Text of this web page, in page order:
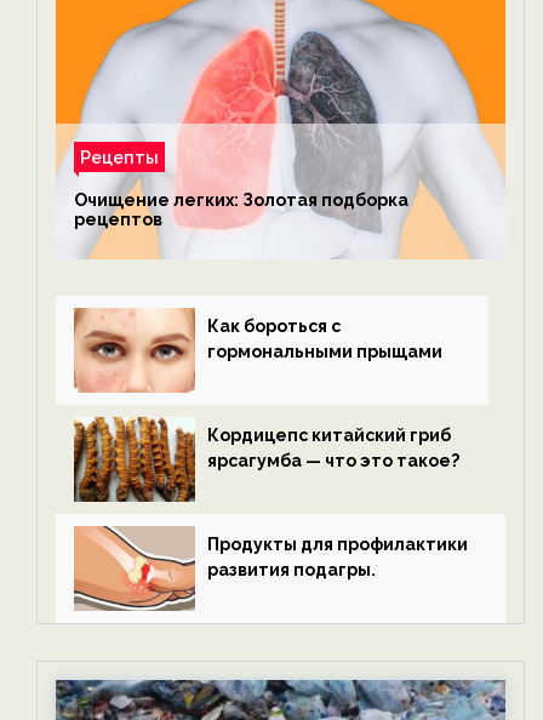
Рецепты
Очищение легких: Золотая подборка
рецептов
Как бороться с
гормональными прыщами
Кордицепс китайский гриб
ярсагумба — что это такое?
Продукты для профилактики
развития подагры.